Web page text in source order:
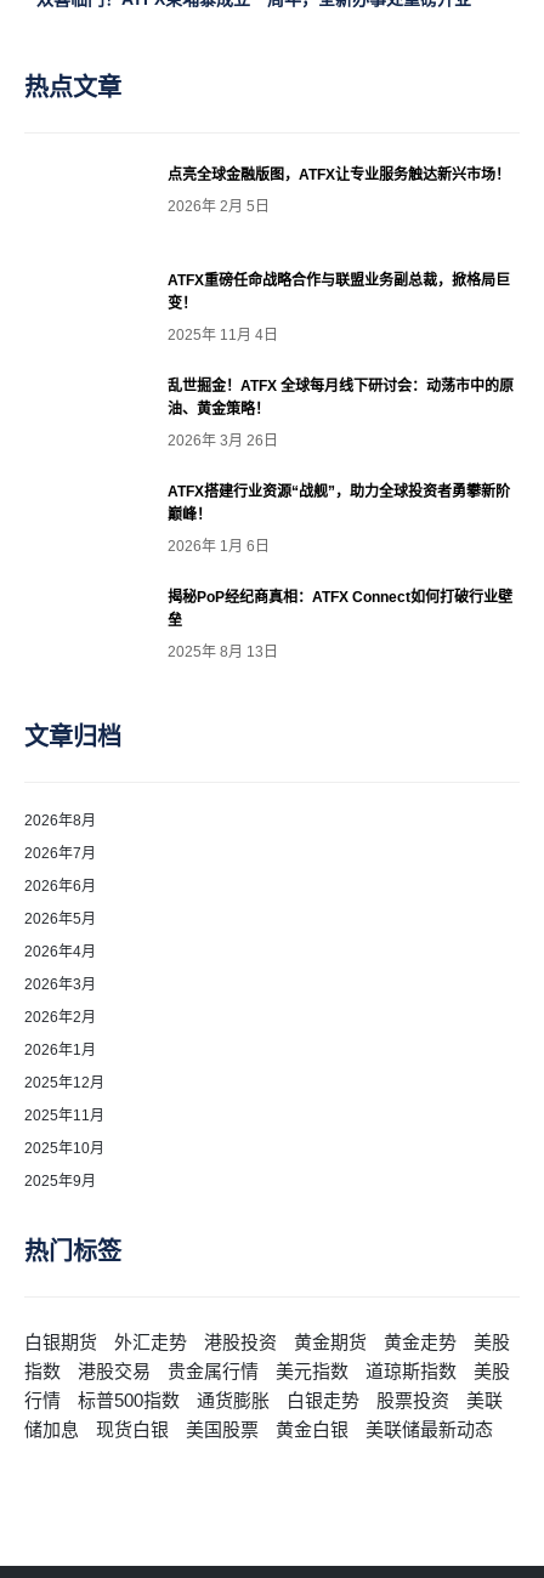
热点文章
点亮全球金融版图，ATFX让专业服务触达新兴市场！
2026年 2月 5日
ATFX重磅任命战略合作与联盟业务副总裁，掀格局巨
变！
2025年 11月 4日
乱世掘金！ATFX 全球每月线下研讨会：动荡市中的原
油、黄金策略！
2026年 3月 26日
ATFX搭建行业资源“战舰”，助力全球投资者勇攀新阶
巅峰！
2026年 1月 6日
揭秘PoP经纪商真相：ATFX Connect如何打破行业壁
垒
2025年 8月 13日
文章归档
2026年8月
2026年7月
2026年6月
2026年5月
2026年4月
2026年3月
2026年2月
2026年1月
2025年12月
2025年11月
2025年10月
2025年9月
热门标签
白银期货 外汇走势 港股投资 黄金期货 黄金走势
美股
指数
港股交易 贵金属行情 美元指数 道琼斯指数
美股
行情
标普500指数 通货膨胀 白银走势 股票投资
美联
储加息
现货白银 美国股票 黄金白银 美联储最新动态